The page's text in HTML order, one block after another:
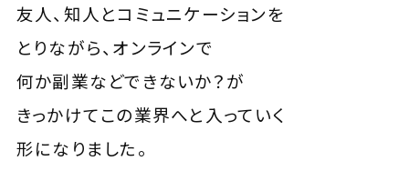
友人、知人とコミュニケーションを
とりながら、オンラインで
何か副業などできないか？が
きっかけてこの業界へと入っていく
形になりました。